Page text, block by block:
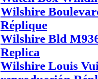
Wilshire
Réplique
Wilshire Bld
Replica
Wilshire Louis